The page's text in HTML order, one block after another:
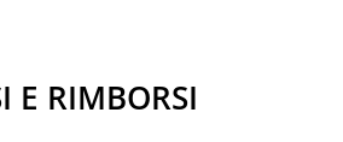
E RIMBORSI